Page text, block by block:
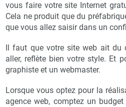
vous faire votre site Internet
Cela ne produit que du
que vous allez saisir dans un
Il faut que votre site web ait du
aller, reflète bien votre style. Et
graphiste et un webmaster.
Lorsque vous optez pour la
agence web, comptez un